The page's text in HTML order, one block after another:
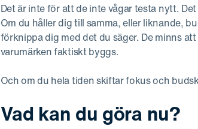
Det är inte för att de inte vågar testa nytt.
Om du håller dig till samma, eller liknande,
förknippa dig med det du säger. De minns
varumärken faktiskt byggs.
Och om du hela tiden skiftar fokus och
Vad kan du göra nu?